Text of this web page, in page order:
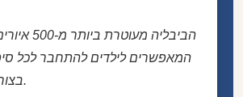
הביבליה
המאפשרים לילדים להתחבר לכל
בצורה ויזואלית.